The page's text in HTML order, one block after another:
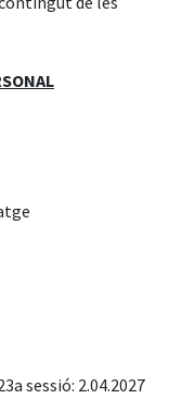
sessió: 2.04.2027